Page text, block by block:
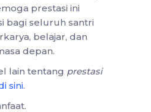
prestasi ini
bagi seluruh santri
belajar, dan
depan.
lain tentang prestasi
sini.